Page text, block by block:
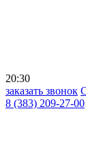
20:30
заказать звонок
8 (383) 209-27-00